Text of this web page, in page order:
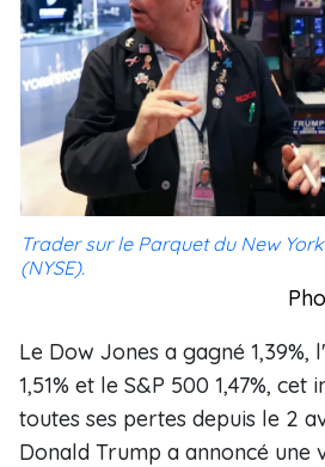
Trader sur le Parquet du New
(NYSE).
Le Dow Jones a gagné 1,39%,
1,51% et le S&P 500 1,47%, cet
toutes ses pertes depuis le 2
Donald Trump a annoncé une